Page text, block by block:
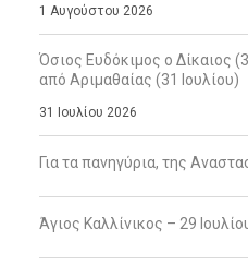
1 Αυγούστου 2026
Όσιος Ευδόκιμος ο Δίκαιος
από Αριμαθαίας (31 Ιουλίου)
31 Ιουλίου 2026
Για τα πανηγύρια, της
Άγιος Καλλίνικος – 29